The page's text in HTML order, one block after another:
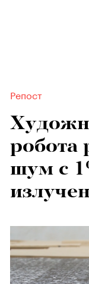
Репост
робота
шум с